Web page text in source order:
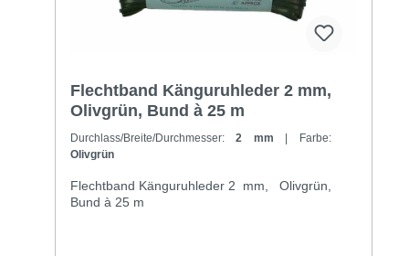
Flechtband Känguruhleder 2 mm,
Olivgrün, Bund à 25 m
Durchlass/Breite/Durchmesser: 2 mm
| Farbe:
Olivgrün
Flechtband Känguruhleder 2 mm, Olivgrün,
Bund à 25 m